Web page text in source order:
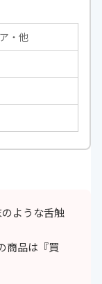
・他
ような舌触
商品は『買